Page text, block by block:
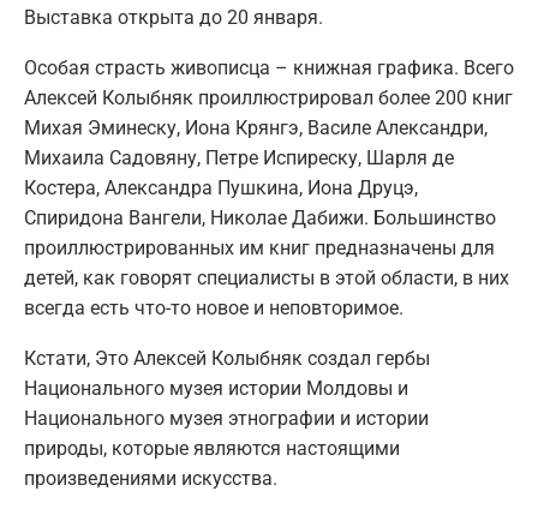
Выставка открыта до 20 января.
Особая страсть живописца – книжная графика. Всего
Алексей Колыбняк проиллюстрировал более 200 книг
Михая Эминеску, Иона Крянгэ, Василе Александри,
Михаила Садовяну, Петре Испиреску, Шарля де
Костера, Александра Пушкина, Иона Друцэ,
Спиридона Вангели, Николае Дабижи. Большинство
проиллюстрированных им книг предназначены для
детей, как говорят специалисты в этой области, в них
всегда есть что-то новое и неповторимое.
Кстати, Это Алексей Колыбняк создал гербы
Национального музея истории Молдовы и
Национального музея этнографии и истории
природы, которые являются настоящими
произведениями искусства.